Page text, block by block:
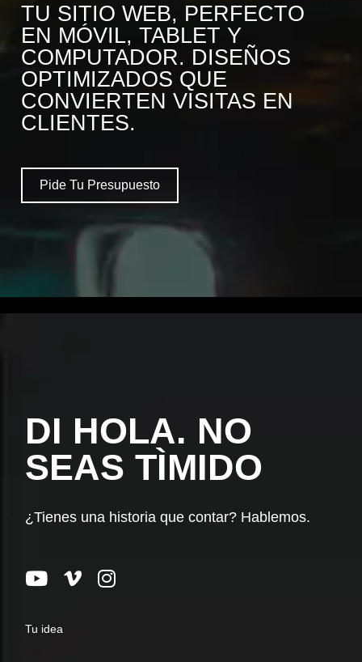
TU SITIO WEB, PERFECTO
EN MÓVIL, TABLET Y
COMPUTADOR. DISEÑOS
OPTIMIZADOS QUE
CONVIERTEN VISITAS EN
CLIENTES.
Pide Tu Presupuesto
DI HOLA. NO
SEAS TÌMIDO
¿Tienes una historia que contar? Hablemos.
Tu idea